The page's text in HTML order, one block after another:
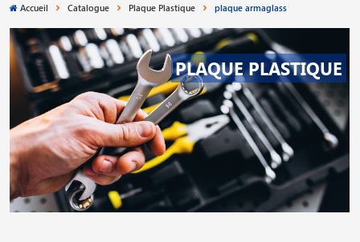
Accueil Catalogue Plaque Plastique plaque armaglass
PLAQUE PLASTIQUE